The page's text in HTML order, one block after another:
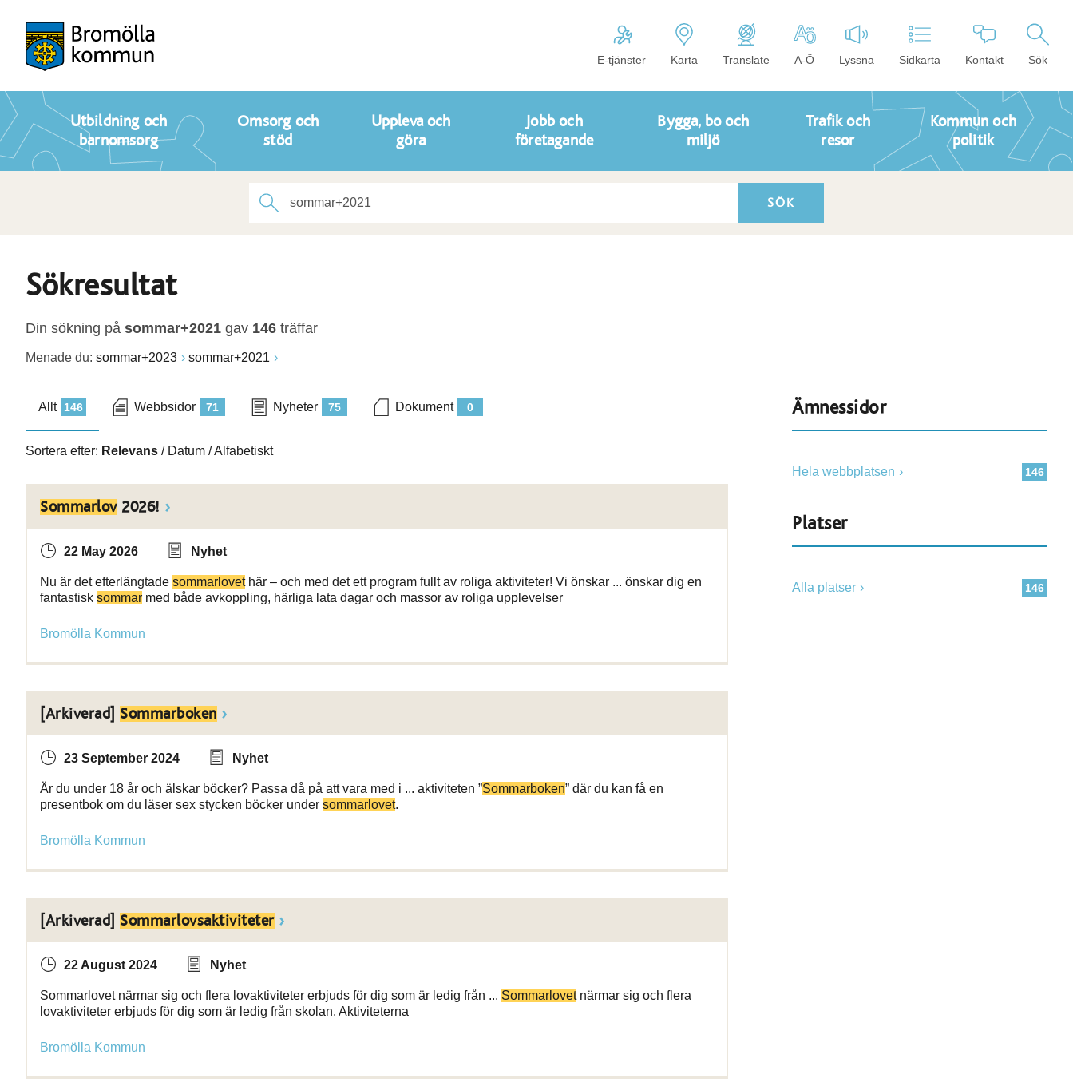
E-tjänster Karta Translate A-Ö Lyssna Sidkarta Kontakt Sök
Utbildning och
barnomsorg
Omsorg och
stöd
Uppleva och
göra
Jobb och
företagande
Bygga, bo och
miljö
Trafik och
resor
Kommun och
politik
Sökresultat
Din sökning på sommar+2021 gav 146 träffar
Menade du: sommar+2023 sommar+2021
146
Allt 71
Webbsidor 75
Nyheter 0
Dokument
Sortera efter: Relevans / Datum /Alfabetiskt
Sommarlov2026!
22 May 2026 Nyhet
Nu är det efterlängtade sommarlovethär – och med det ett program fullt av roliga aktiviteter! Vi önskar ... önskar dig en
fantastisk sommar med både avkoppling, härliga lata dagar och massor av roliga upplevelser
Bromölla Kommun
[Arkiverad] Sommarboken
23 September 2024 Nyhet
Är du under 18 år och älskar böcker? Passa då på att vara med i ... aktiviteten ”Sommarboken” där du kan få en
presentbok om du läser sex stycken böcker under sommarlovet.
Bromölla Kommun
[Arkiverad] Sommarlovsaktiviteter
22 August 2024 Nyhet
Sommarlovet närmar sig och flera lovaktiviteter erbjuds för dig som är ledig från ... Sommarlovetnärmar sig och flera
lovaktiviteter erbjuds för dig som är ledig från skolan. Aktiviteterna
Bromölla Kommun
Ämnessidor
146
Hela webbplatsen
Platser
146
Alla platser